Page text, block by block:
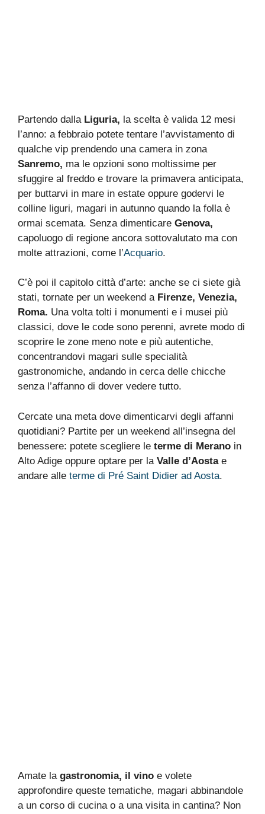
Partendo dalla Liguria, la scelta è valida 12 mesi
l’anno: a febbraio potete tentare l’avvistamento di
qualche vip prendendo una camera in zona
Sanremo, ma le opzioni sono moltissime per
sfuggire al freddo e trovare la primavera anticipata,
per buttarvi in mare in estate oppure godervi le
colline liguri, magari in autunno quando la folla è
ormai scemata. Senza dimenticare Genova,
capoluogo di regione ancora sottovalutato ma con
molte attrazioni, come l’Acquario.
C’è poi il capitolo città d’arte: anche se ci siete già
stati, tornate per un weekend a Firenze, Venezia,
Roma. Una volta tolti i monumenti e i musei più
classici, dove le code sono perenni, avrete modo di
scoprire le zone meno note e più autentiche,
concentrandovi magari sulle specialità
gastronomiche, andando in cerca delle chicche
senza l’affanno di dover vedere tutto.
Cercate una meta dove dimenticarvi degli affanni
quotidiani? Partite per un weekend all’insegna del
benessere: potete scegliere le terme di Merano in
Alto Adige oppure optare per la Valle d’Aostae
andare alle terme di Pré Saint Didier ad Aosta.
Amate la gastronomia, il vino e volete
approfondire queste tematiche, magari abbinandole
a un corso di cucina o a una visita in cantina? Non